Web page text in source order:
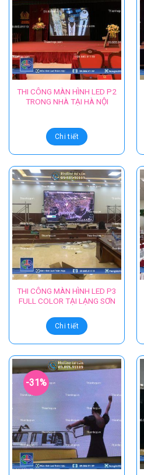
THI CÔNG MÀN HÌNH LED P2
TRONG NHÀ TẠI HÀ NỘI
Chi tiết
THI CÔNG MÀN HÌNH LED P3
FULL COLOR TẠI LẠNG SƠN
Chi tiết
-31%